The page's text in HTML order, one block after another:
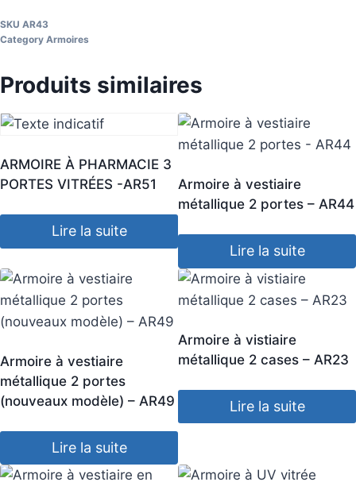
SKU AR43
Category Armoires
Produits similaires
ARMOIRE À PHARMACIE 3
PORTES VITRÉES -AR51
Lire la suite
Armoire à vestiaire
métallique 2 portes – AR44
Lire la suite
Armoire à vestiaire
métallique 2 portes
(nouveaux modèle) – AR49
Lire la suite
Armoire à vistiaire
métallique 2 cases – AR23
Lire la suite